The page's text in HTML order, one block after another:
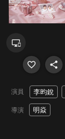
演員 李昀銳
導演 明焱